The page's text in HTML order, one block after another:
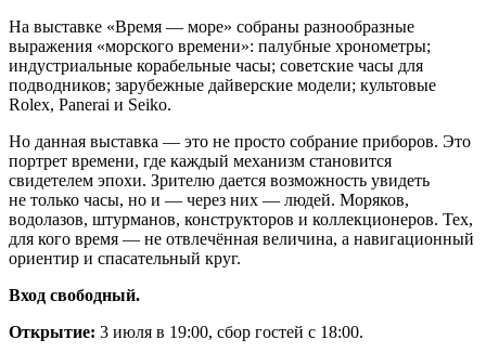
На выставке «Время — море» собраны разнообразные
выражения «морского времени»: палубные хронометры;
индустриальные корабельные часы; советские часы для
подводников; зарубежные дайверские модели; культовые
Rolex, Panerai и Seiko.
Но данная выставка — это не просто собрание приборов. Это
портрет времени, где каждый механизм становится
свидетелем эпохи. Зрителю дается возможность увидеть
не только часы, но и — через них — людей. Моряков,
водолазов, штурманов, конструкторов и коллекционеров. Тех,
для кого время — не отвлечённая величина, а навигационный
ориентир и спасательный круг.
Вход свободный.
Открытие: 3 июля в 19:00, сбор гостей с 18:00.